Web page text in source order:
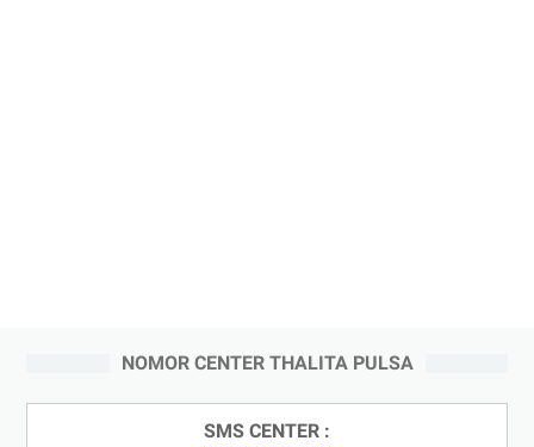
NOMOR CENTER THALITA PULSA
SMS CENTER :